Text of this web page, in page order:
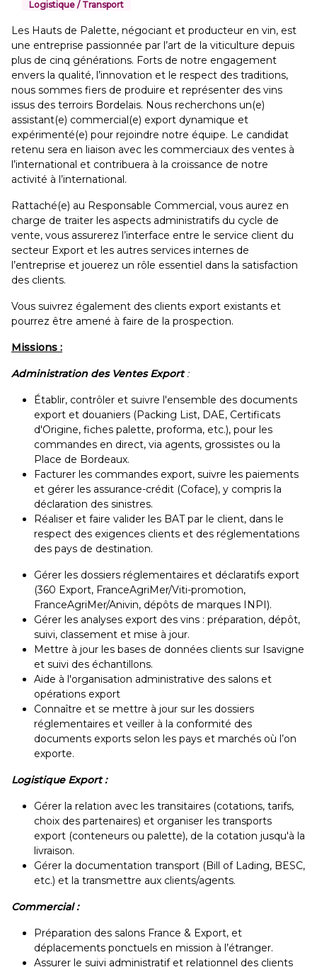
Logistique / Transport
Les Hauts de Palette, négociant et producteur en vin, est
une entreprise passionnée par l’art de la viticulture depuis
plus de cinq générations. Forts de notre engagement
envers la qualité, l’innovation et le respect des traditions,
nous sommes fiers de produire et représenter des vins
issus des terroirs Bordelais. Nous recherchons un(e)
assistant(e) commercial(e) export dynamique et
expérimenté(e) pour rejoindre notre équipe. Le candidat
retenu sera en liaison avec les commerciaux des ventes à
l’international et contribuera à la croissance de notre
activité à l’international.
Rattaché(e) au Responsable Commercial, vous aurez en
charge de traiter les aspects administratifs du cycle de
vente, vous assurerez l’interface entre le service client du
secteur Export et les autres services internes de
l’entreprise et jouerez un rôle essentiel dans la satisfaction
des clients.
Vous suivrez également des clients export existants et
pourrez être amené à faire de la prospection.
Missions :
Administration des Ventes Export:
Établir, contrôler et suivre l'ensemble des documents
export et douaniers (Packing List, DAE, Certificats
d'Origine, fiches palette, proforma, etc.), pour les
commandes en direct, via agents, grossistes ou la
Place de Bordeaux.
Facturer les commandes export, suivre les paiements
et gérer les assurance-crédit (Coface), y compris la
déclaration des sinistres.
Réaliser et faire valider les BAT par le client, dans le
respect des exigences clients et des réglementations
des pays de destination.
Gérer les dossiers réglementaires et déclaratifs export
(360 Export, FranceAgriMer/Viti-promotion,
FranceAgriMer/Anivin, dépôts de marques INPI).
Gérer les analyses export des vins : préparation, dépôt,
suivi, classement et mise à jour.
Mettre à jour les bases de données clients sur Isavigne
et suivi des échantillons.
Aide à l'organisation administrative des salons et
opérations export
Connaître et se mettre à jour sur les dossiers
réglementaires et veiller à la conformité des
documents exports selon les pays et marchés où l’on
exporte.
Logistique Export :
Gérer la relation avec les transitaires (cotations, tarifs,
choix des partenaires) et organiser les transports
export (conteneurs ou palette), de la cotation jusqu'à la
livraison.
Gérer la documentation transport (Bill of Lading, BESC,
etc.) et la transmettre aux clients/agents.
Commercial :
Préparation des salons France & Export, et
déplacements ponctuels en mission à l’étranger.
Assurer le suivi administratif et relationnel des clients